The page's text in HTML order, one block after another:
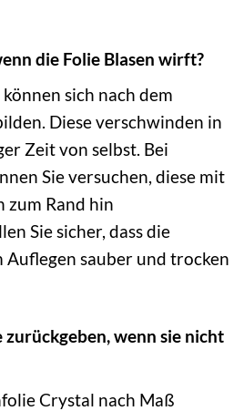
die Folie Blasen wirft?
sich nach dem
Diese verschwinden in
Zeit von selbst. Bei
Sie versuchen, diese mit
zum Rand hin
Sie sicher, dass die
Auflegen sauber und trocken
zurückgeben, wenn sie nicht
Crystal nach Maß